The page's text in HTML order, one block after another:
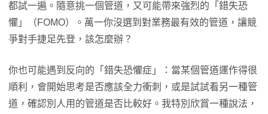
都試一遍。隨意挑一個管道，又可能帶來強烈的「錯失恐
懼」（FOMO）。萬一你沒選到對業務最有效的管道，讓競
爭對手捷足先登，該怎麼辦？
你也可能遇到反向的「錯失恐懼症」：當某個管道運作得很
順利，會開始思考是否應該全力衝刺，或是試試看另一種管
道，確認別人用的管道是否比較好。我特別欣賞一種說法，